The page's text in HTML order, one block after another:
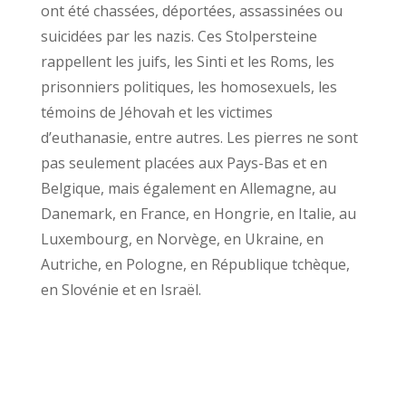
ont été chassées, déportées, assassinées ou
suicidées par les nazis. Ces Stolpersteine
rappellent les juifs, les Sinti et les Roms, les
prisonniers politiques, les homosexuels, les
témoins de Jéhovah et les victimes
d’euthanasie, entre autres. Les pierres ne sont
pas seulement placées aux Pays-Bas et en
Belgique, mais également en Allemagne, au
Danemark, en France, en Hongrie, en Italie, au
Luxembourg, en Norvège, en Ukraine, en
Autriche, en Pologne, en République tchèque,
en Slovénie et en Israël.